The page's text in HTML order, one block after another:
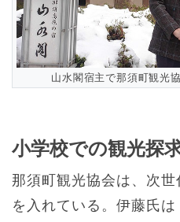
山水閣宿主で那須町観光
小学校での観光探
那須町観光協会は、次
を入れている。伊藤氏